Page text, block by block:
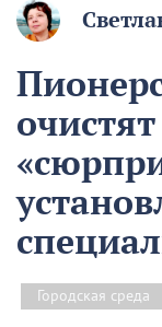
Городская среда